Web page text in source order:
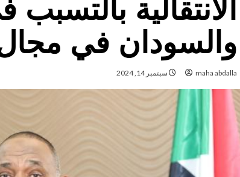
الانتقالية
والسودان في
maha abdalla سبتمبر 14, 2024